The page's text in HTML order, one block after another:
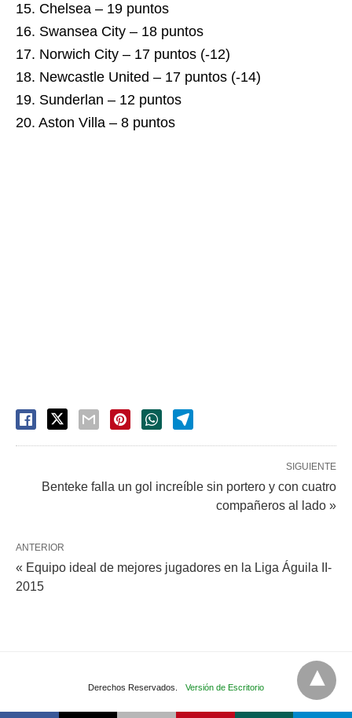
15. Chelsea – 19 puntos
16. Swansea City – 18 puntos
17. Norwich City – 17 puntos (-12)
18. Newcastle United – 17 puntos (-14)
19. Sunderlan – 12 puntos
20. Aston Villa – 8 puntos
SIGUIENTE
Benteke falla un gol increíble sin portero y con cuatro
compañeros al lado »
ANTERIOR
« Equipo ideal de mejores jugadores en la Liga Águila II-
2015
Derechos Reservados. Versión de Escritorio